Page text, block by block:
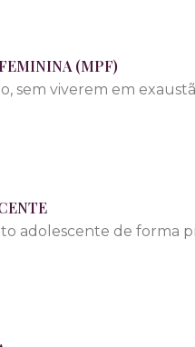
(MPF)
sem viverem em
adolescente de forma